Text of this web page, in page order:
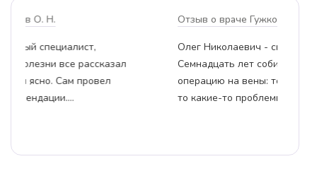
отзыв о враче Гужков О. Н.
Олег Николаевич - специалист от бога.
Семнадцать лет собиралась сделать
операцию на вены: то времени не было,
то какие-то проблемы вылезали, так и…